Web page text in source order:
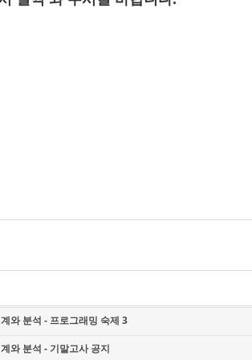
와 분석 - 프로그래밍 숙제 3
와 분석 - 기말고사 공지